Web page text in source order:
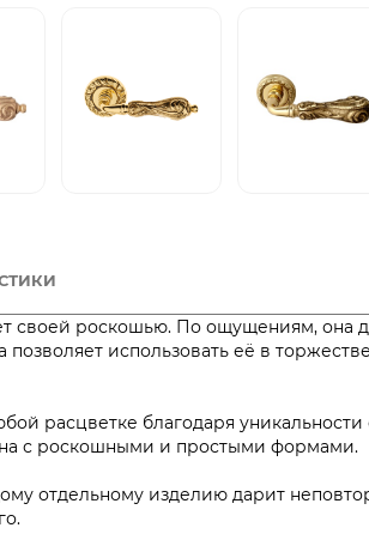
своей роскошью. По ощущениям,
позволяет использовать её в
расцветке благодаря
с роскошными и простыми
отдельному изделию дарит